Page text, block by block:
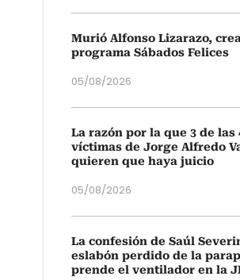
Murió Alfonso Lizarazo,
programa Sábados Felices
05/08/2026
La razón por la que 3 de las
víctimas de Jorge Alfredo
quieren que haya juicio
05/08/2026
La confesión de Saúl
eslabón perdido de la
prende el ventilador en la